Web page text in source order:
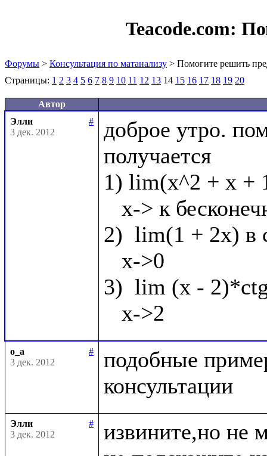
Teacode.com:
Форумы > Консультация по матанализу > Помогите решить
Страницы: 1 2 3 4 5 6 7 8 9 10 11 12 13 14 15 16 17 18 19 20
Автор
Элли
#
3 дек. 2012
доброе утро.
получается
1) lim(x^2 + x +
2)  lim(1 + 2x) в
3)  lim (x -
o_a
#
3 дек. 2012
подобные
Элли
#
3 дек. 2012
извините,но не